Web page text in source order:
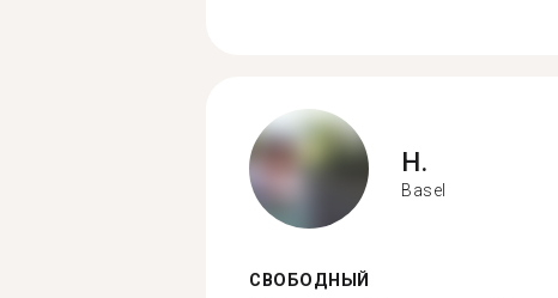
H.
Basel
СВОБОДНЫЙ